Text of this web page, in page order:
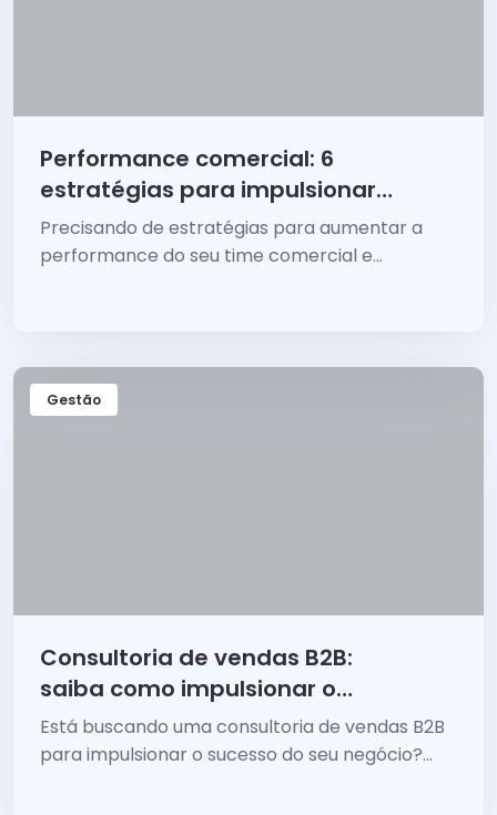
Performance comercial: 6
estratégias para impulsionar
suas vendas
Precisando de estratégias para aumentar a
performance do seu time comercial e
Gestão
Consultoria de vendas B2B:
saiba como impulsionar o
sucesso do seu negócio
Está buscando uma consultoria de vendas B2B
para impulsionar o sucesso do seu negócio?